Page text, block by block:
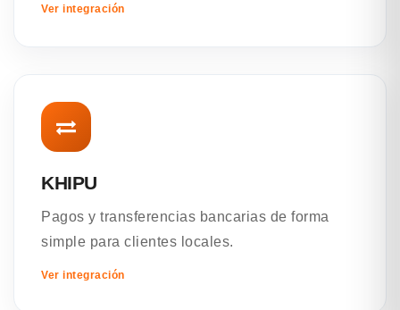
Ver integración
KHIPU
Pagos y transferencias bancarias de forma
simple para clientes locales.
Ver integración